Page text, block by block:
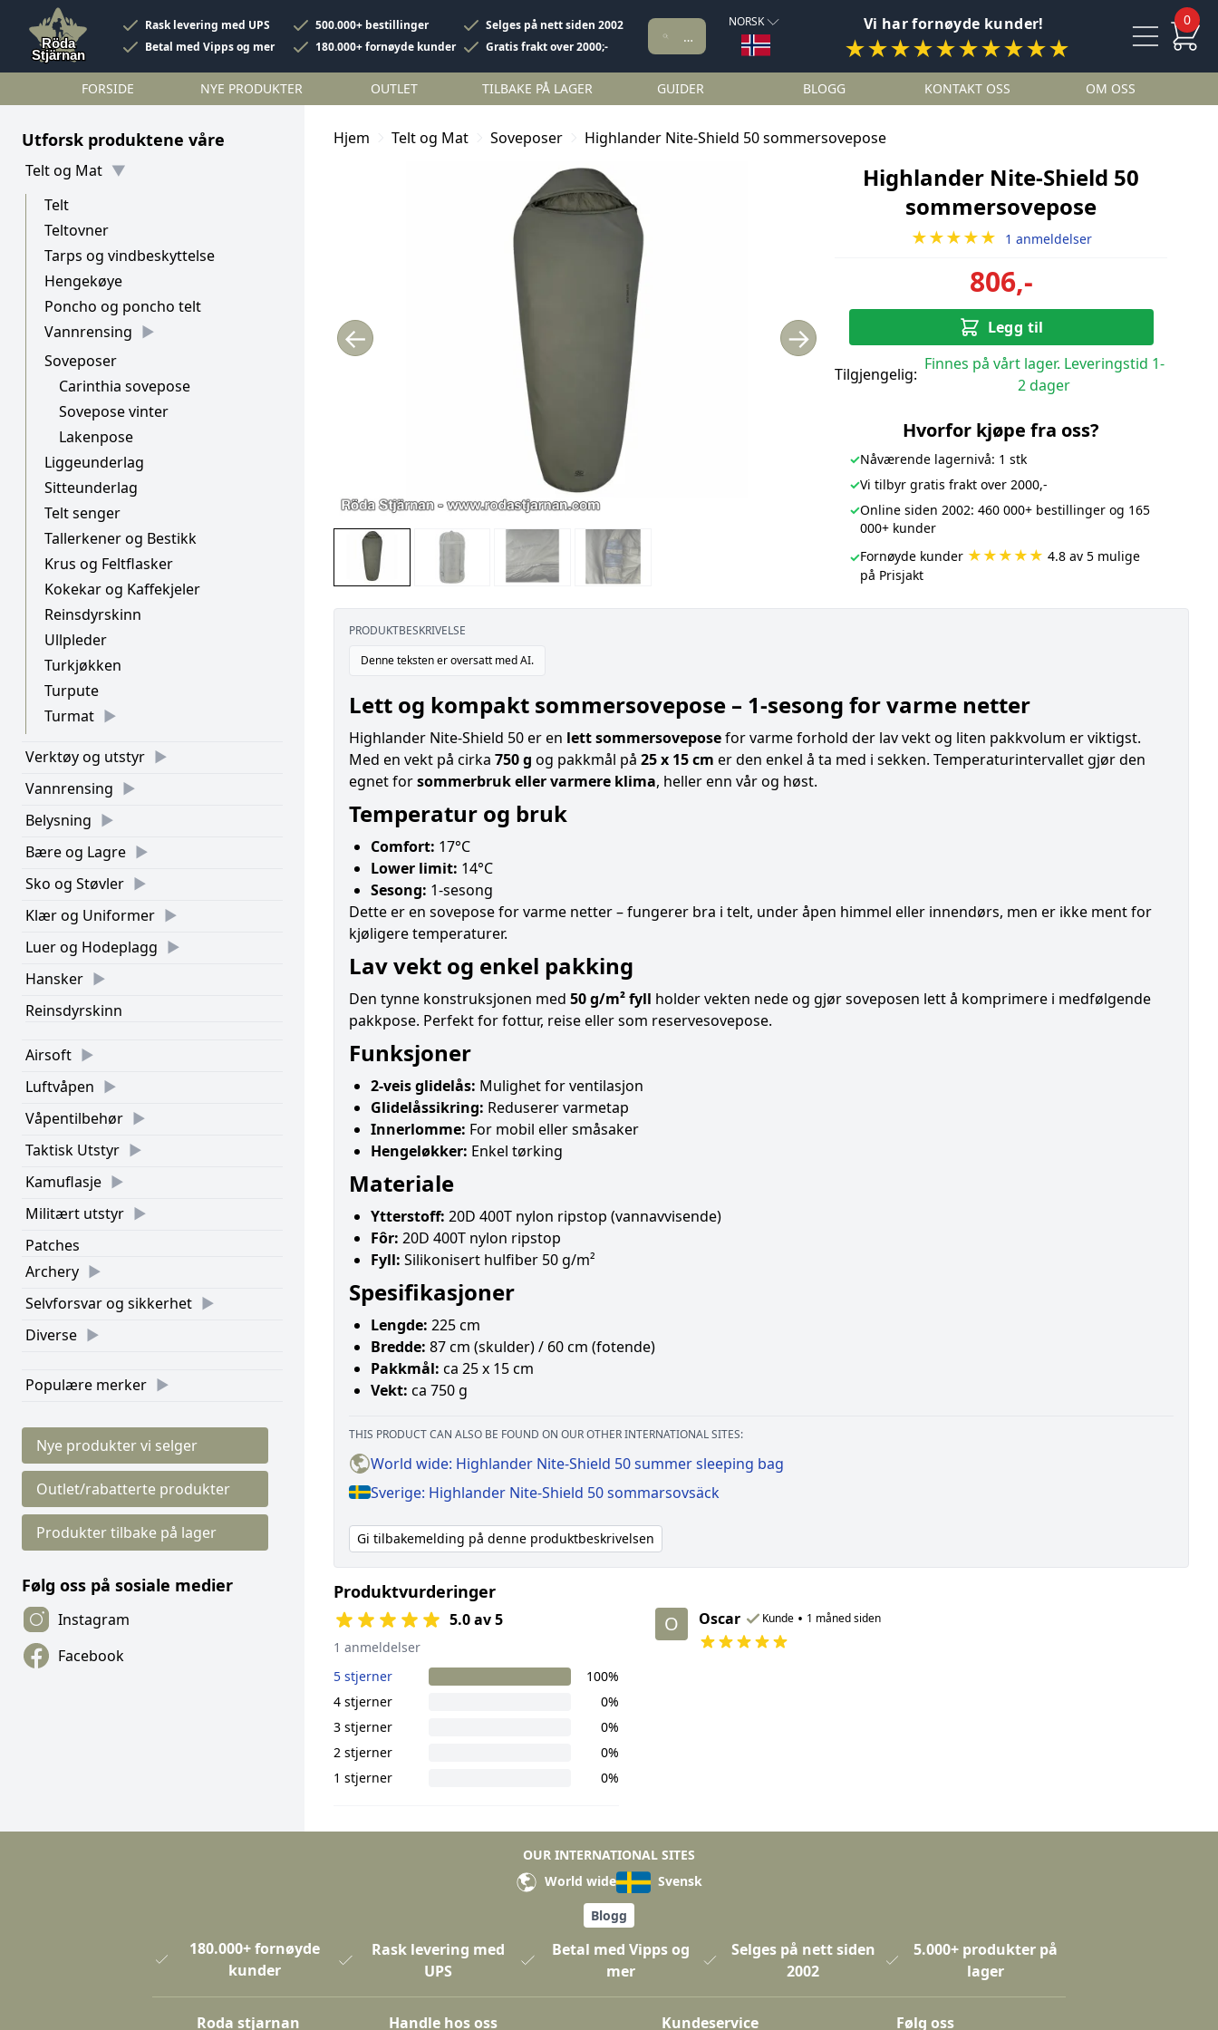
Rask levering med UPS 500.000+ bestillinger
Selges på nett siden 2002
Betal med Vipps og mer
180.000+ fornøyde kunder Gratis frakt over 2000;-
NORSK Vi har fornøyde kunder!
★★★★★★★★★★
0
FORSIDE NYE PRODUKTER OUTLET TILBAKE PÅ LAGER GUIDER BLOGG KONTAKT OSS OM OSS
Utforsk produktene våre
Telt og Mat
Telt
Teltovner
Tarps og vindbeskyttelse
Hengekøye
Poncho og poncho telt
Vannrensing
Soveposer
Carinthia sovepose
Sovepose vinter
Lakenpose
Liggeunderlag
Sitteunderlag
Telt senger
Tallerkener og Bestikk
Krus og Feltflasker
Kokekar og Kaffekjeler
Reinsdyrskinn
Ullpleder
Turkjøkken
Turpute
Turmat
Verktøy og utstyr
Vannrensing
Belysning
Bære og Lagre
Sko og Støvler
Klær og Uniformer
Luer og Hodeplagg
Hansker
Reinsdyrskinn
Airsoft
Luftvåpen
Våpentilbehør
Taktisk Utstyr
Kamuflasje
Militært utstyr
Patches
Archery
Selvforsvar og sikkerhet
Diverse
Populære merker
Nye produkter vi selger
Outlet/rabatterte produkter
Produkter tilbake på lager
Følg oss på sosiale medier
Instagram
Facebook
Hjem Telt og Mat Soveposer Highlander Nite-Shield 50 sommersovepose
← →
Highlander Nite-Shield 50
sommersovepose
★★★★★ 1 anmeldelser
806,-
Legg til
Tilgjengelig:
Finnes på vårt lager. Leveringstid 1-
2 dager
Hvorfor kjøpe fra oss?
✓Nåværende lagernivå: 1 stk
✓Vi tilbyr gratis frakt over 2000,-
✓Online siden 2002: 460 000+ bestillinger og 165
000+ kunder
✓Fornøyde kunder ★★★★★ 4.8 av 5 mulige
på Prisjakt
PRODUKTBESKRIVELSE
Denne teksten er oversatt med AI.
Lett og kompakt sommersovepose – 1-sesong for varme netter
Highlander Nite-Shield 50 er en lett sommersoveposefor varme forhold der lav vekt og liten pakkvolum er viktigst.
Med en vekt på cirka 750 g og pakkmål på 25 x 15 cm er den enkel å ta med i sekken. Temperaturintervallet gjør den
egnet forsommerbruk eller varmere klima, heller enn vår og høst.
Temperatur og bruk
Comfort: 17°C
Lower limit: 14°C
Sesong: 1-sesong
Dette er en sovepose for varme netter – fungerer bra i telt, under åpen himmel eller innendørs, men er ikke ment for
kjøligere temperaturer.
Lav vekt og enkel pakking
Den tynne konstruksjonen med 50 g/m² fyll holder vekten nede og gjør soveposen lett å komprimere i medfølgende
pakkpose. Perfekt for fottur, reise eller som reservesovepose.
Funksjoner
2-veis glidelås: Mulighet for ventilasjon
Glidelåssikring: Reduserer varmetap
Innerlomme: For mobil eller småsaker
Hengeløkker: Enkel tørking
Materiale
Ytterstoff: 20D 400T nylon ripstop (vannavvisende)
Fôr: 20D 400T nylon ripstop
Fyll: Silikonisert hulfiber 50 g/m²
Spesifikasjoner
Lengde: 225 cm
Bredde: 87 cm (skulder) / 60 cm (fotende)
Pakkmål: ca 25 x 15 cm
Vekt: ca 750 g
THIS PRODUCT CAN ALSO BE FOUND ON OUR OTHER INTERNATIONAL SITES:
World wide: Highlander Nite-Shield 50 summer sleeping bag
Sverige: Highlander Nite-Shield 50 sommarsovsäck
Gi tilbakemelding på denne produktbeskrivelsen
Produktvurderinger
5.0 av 5
1 anmeldelser
5 stjerner
100%
4 stjerner
0%
3 stjerner
0%
2 stjerner
0%
1 stjerner
0%
O Oscar Kunde • 1 måned siden
OUR INTERNATIONAL SITES
World wide
Svensk
Blogg
180.000+ fornøyde
kunder
Rask levering med
UPS
Betal med Vipps og
mer
Selges på nett siden
2002
5.000+ produkter på
lager
Roda stjarnan Handle hos oss Kundeservice Følg oss